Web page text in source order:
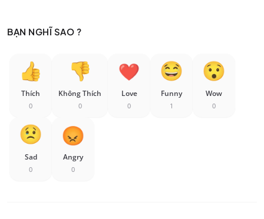
BẠN NGHĨ SAO ?
Thích
0
Không Thích
0
Love
0
Funny
1
Wow
0
Sad
0
Angry
0